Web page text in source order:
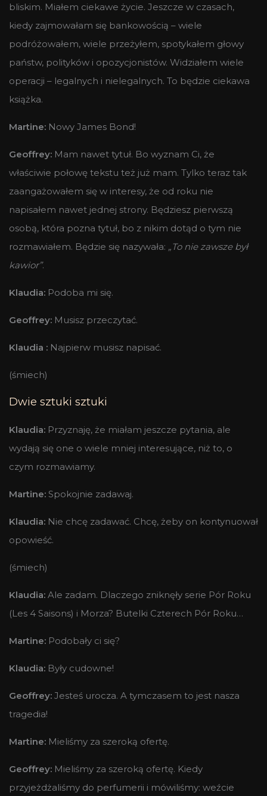
bliskim. Miałem ciekawe życie. Jeszcze w czasach,
kiedy zajmowałam się bankowością – wiele
podróżowałem, wiele przeżyłem, spotykałem głowy
państw, polityków i opozycjonistów. Widziałem wiele
operacji – legalnych i nielegalnych. To będzie ciekawa
książka.
Martine: Nowy James Bond!
Geoffrey: Mam nawet tytuł. Bo wyznam Ci, że
właściwie połowę tekstu też już mam. Tylko teraz tak
zaangażowałem się w interesy, że od roku nie
napisałem nawet jednej strony. Będziesz pierwszą
osobą, która pozna tytuł, bo z nikim dotąd o tym nie
rozmawiałem. Będzie się nazywała: „To nie zawsze był
kawior”.
Klaudia: Podoba mi się.
Geoffrey: Musisz przeczytać.
Klaudia : Najpierw musisz napisać.
(śmiech)
Dwie sztuki sztuki
Klaudia: Przyznaję, że miałam jeszcze pytania, ale
wydają się one o wiele mniej interesujące, niż to, o
czym rozmawiamy.
Martine: Spokojnie zadawaj.
Klaudia: Nie chcę zadawać. Chcę, żeby on kontynuował
opowieść.
(śmiech)
Klaudia: Ale zadam. Dlaczego zniknęły serie Pór Roku
(Les 4 Saisons) i Morza? Butelki Czterech Pór Roku…
Martine: Podobały ci się?
Klaudia: Były cudowne!
Geoffrey: Jesteś urocza. A tymczasem to jest nasza
tragedia!
Martine: Mieliśmy za szeroką ofertę.
Geoffrey: Mieliśmy za szeroką ofertę. Kiedy
przyjeżdżaliśmy do perfumerii i mówiliśmy: weźcie